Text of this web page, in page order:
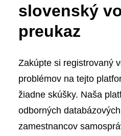
slovenský
preukaz
Zakúpte si registrovaný
problémov na tejto
žiadne skúšky. Naša
odborných
zamestnancov